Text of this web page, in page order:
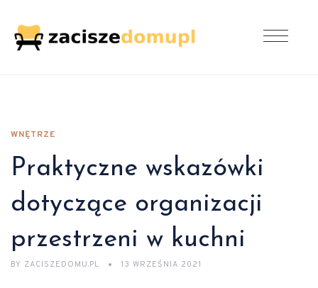
WNĘTRZE
Praktyczne wskazówki
dotyczące organizacji
przestrzeni w kuchni
BY ZACISZEDOMU.PL 13 WRZEŚNIA 2021